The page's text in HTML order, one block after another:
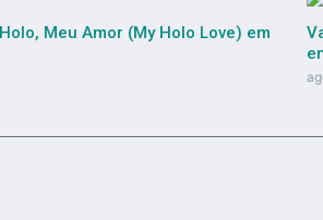
Meu Amor (My Holo Love) em